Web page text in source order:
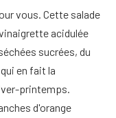
vous. Cette salade
acidulée
sucrées, du
en fait la
printemps.
d'orange